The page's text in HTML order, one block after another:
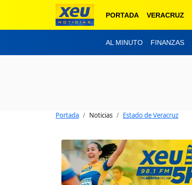
PORTADA VERACRUZ
AL MINUTO FINANZAS
Portada Noticias Estado de Veracruz